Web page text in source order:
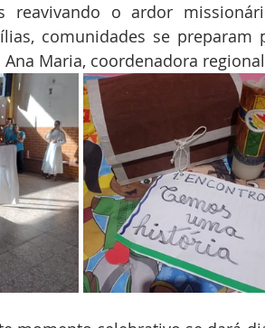
reavivando o ardor
comunidades se
Maria, coordenadora